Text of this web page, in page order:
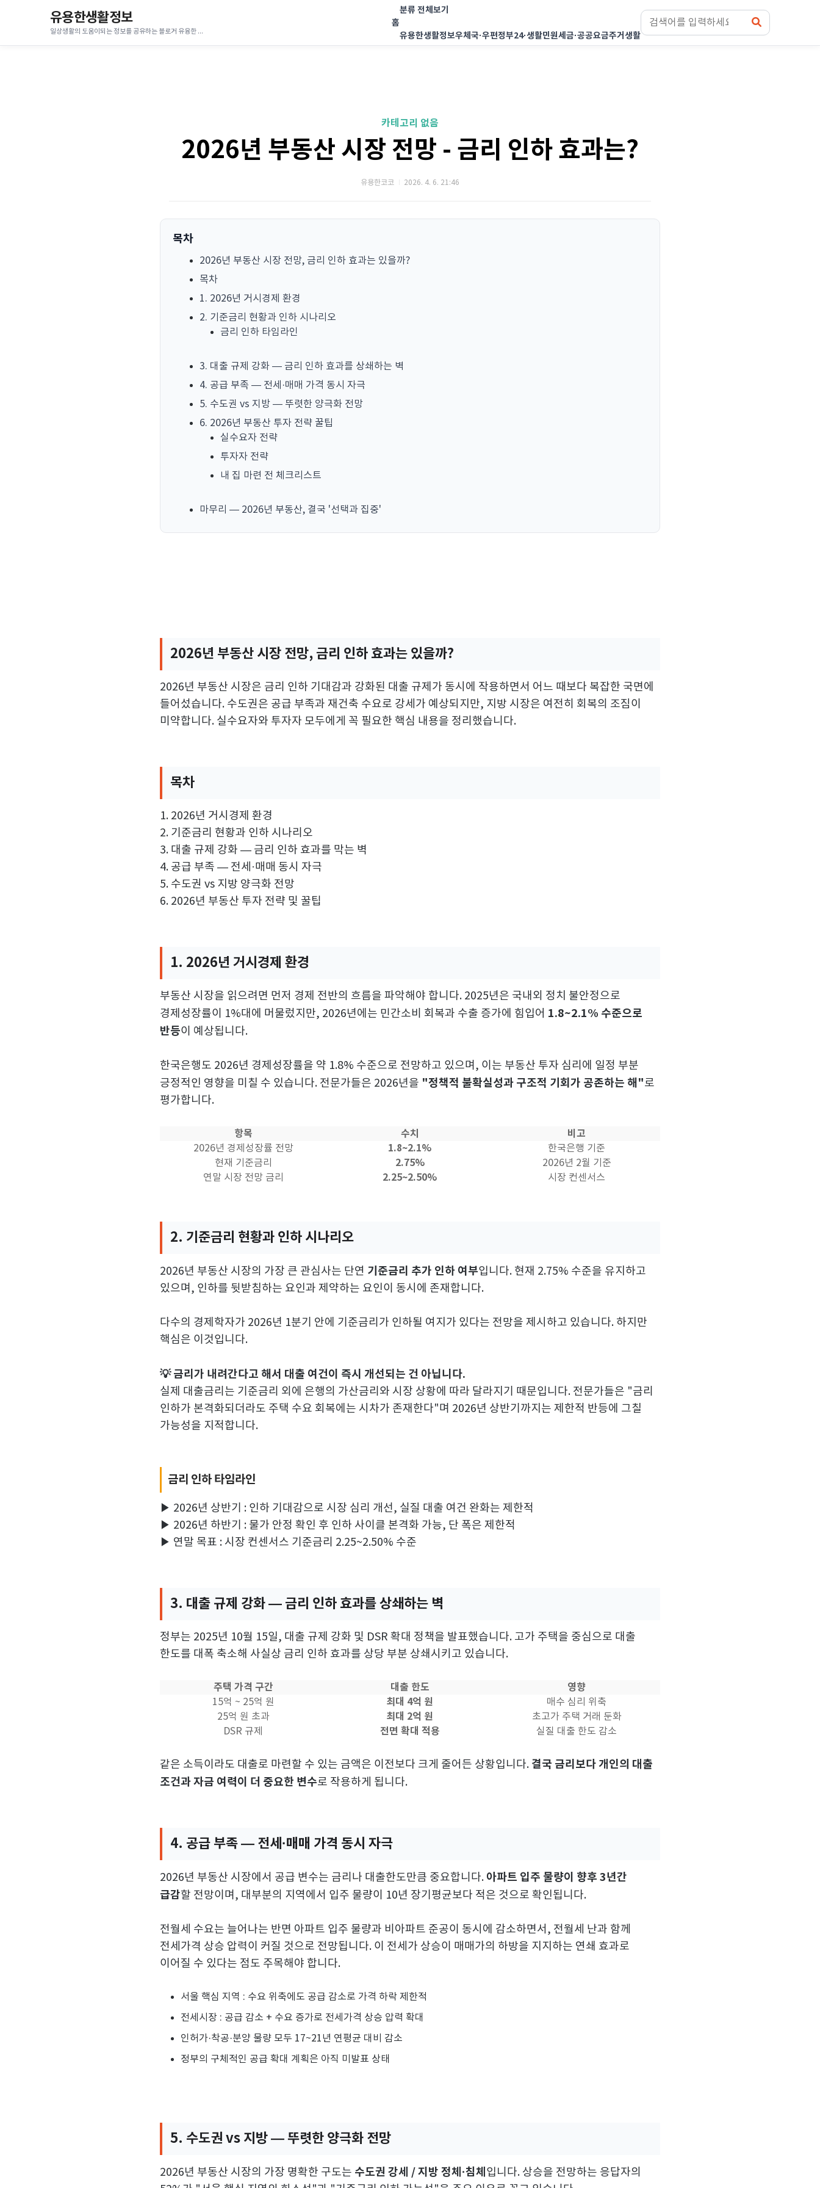
유용한생활정보
일상생활의 도움이되는 정보를 공유하는 블로거 유융한 코코입니다.
홈
분류 전체보기
유용한생활정보우체국·우편정부24·생활민원세금·공공요금주거생활
카테고리 없음
2026년 부동산 시장 전망 - 금리 인하 효과는?
유용한코코 2026. 4. 6. 21:46
목차
2026년 부동산 시장 전망, 금리 인하 효과는 있을까?
목차
1. 2026년 거시경제 환경
2. 기준금리 현황과 인하 시나리오
금리 인하 타임라인
3. 대출 규제 강화 — 금리 인하 효과를 상쇄하는 벽
4. 공급 부족 — 전세·매매 가격 동시 자극
5. 수도권 vs 지방 — 뚜렷한 양극화 전망
6. 2026년 부동산 투자 전략 꿀팁
실수요자 전략
투자자 전략
내 집 마련 전 체크리스트
마무리 — 2026년 부동산, 결국 '선택과 집중'
2026년 부동산 시장 전망, 금리 인하 효과는 있을까?
2026년 부동산 시장은 금리 인하 기대감과 강화된 대출 규제가 동시에 작용하면서 어느 때보다 복잡한 국면에
들어섰습니다. 수도권은 공급 부족과 재건축 수요로 강세가 예상되지만, 지방 시장은 여전히 회복의 조짐이
미약합니다. 실수요자와 투자자 모두에게 꼭 필요한 핵심 내용을 정리했습니다.
목차
1. 2026년 거시경제 환경
2. 기준금리 현황과 인하 시나리오
3. 대출 규제 강화 — 금리 인하 효과를 막는 벽
4. 공급 부족 — 전세·매매 동시 자극
5. 수도권 vs 지방 양극화 전망
6. 2026년 부동산 투자 전략 및 꿀팁
1. 2026년 거시경제 환경
부동산 시장을 읽으려면 먼저 경제 전반의 흐름을 파악해야 합니다. 2025년은 국내외 정치 불안정으로
경제성장률이 1%대에 머물렀지만, 2026년에는 민간소비 회복과 수출 증가에 힘입어 1.8~2.1% 수준으로
반등이 예상됩니다.
한국은행도 2026년 경제성장률을 약 1.8% 수준으로 전망하고 있으며, 이는 부동산 투자 심리에 일정 부분
긍정적인 영향을 미칠 수 있습니다. 전문가들은 2026년을 "정책적 불확실성과 구조적 기회가 공존하는 해"로
평가합니다.
항목 수치 비고
2026년 경제성장률 전망 1.8~2.1%
한국은행 기준
현재 기준금리
2.75%
2026년 2월 기준
연말 시장 전망 금리
2.25~2.50% 시장 컨센서스
2. 기준금리 현황과 인하 시나리오
2026년 부동산 시장의 가장 큰 관심사는 단연 기준금리 추가 인하 여부입니다. 현재 2.75% 수준을 유지하고
있으며, 인하를 뒷받침하는 요인과 제약하는 요인이 동시에 존재합니다.
다수의 경제학자가 2026년 1분기 안에 기준금리가 인하될 여지가 있다는 전망을 제시하고 있습니다. 하지만
핵심은 이것입니다.
💡 금리가 내려간다고 해서 대출 여건이 즉시 개선되는 건 아닙니다.
실제 대출금리는 기준금리 외에 은행의 가산금리와 시장 상황에 따라 달라지기 때문입니다. 전문가들은 "금리
인하가 본격화되더라도 주택 수요 회복에는 시차가 존재한다"며 2026년 상반기까지는 제한적 반등에 그칠
가능성을 지적합니다.
금리 인하 타임라인
▶ 2026년 상반기 : 인하 기대감으로 시장 심리 개선, 실질 대출 여건 완화는 제한적
▶ 2026년 하반기 : 물가 안정 확인 후 인하 사이클 본격화 가능, 단 폭은 제한적
▶ 연말 목표 : 시장 컨센서스 기준금리 2.25~2.50% 수준
3. 대출 규제 강화 — 금리 인하 효과를 상쇄하는 벽
정부는 2025년 10월 15일, 대출 규제 강화 및 DSR 확대 정책을 발표했습니다. 고가 주택을 중심으로 대출
한도를 대폭 축소해 사실상 금리 인하 효과를 상당 부분 상쇄시키고 있습니다.
주택 가격 구간 대출 한도 영향
15억 ~ 25억 원 최대 4억 원
매수 심리 위축
25억 원 초과
최대 2억 원
초고가 주택 거래 둔화
DSR 규제
전면 확대 적용 실질 대출 한도 감소
같은 소득이라도 대출로 마련할 수 있는 금액은 이전보다 크게 줄어든 상황입니다. 결국 금리보다 개인의 대출
조건과 자금 여력이 더 중요한 변수로 작용하게 됩니다.
4. 공급 부족 — 전세·매매 가격 동시 자극
2026년 부동산 시장에서 공급 변수는 금리나 대출한도만큼 중요합니다. 아파트 입주 물량이 향후 3년간
급감할 전망이며, 대부분의 지역에서 입주 물량이 10년 장기평균보다 적은 것으로 확인됩니다.
전월세 수요는 늘어나는 반면 아파트 입주 물량과 비아파트 준공이 동시에 감소하면서, 전월세 난과 함께
전세가격 상승 압력이 커질 것으로 전망됩니다. 이 전세가 상승이 매매가의 하방을 지지하는 연쇄 효과로
이어질 수 있다는 점도 주목해야 합니다.
서울 핵심 지역 : 수요 위축에도 공급 감소로 가격 하락 제한적
전세시장 : 공급 감소 + 수요 증가로 전세가격 상승 압력 확대
인허가·착공·분양 물량 모두 17~21년 연평균 대비 감소
정부의 구체적인 공급 확대 계획은 아직 미발표 상태
5. 수도권 vs 지방 — 뚜렷한 양극화 전망
2026년 부동산 시장의 가장 명확한 구도는 수도권 강세 / 지방 정체·침체 입니다. 상승을 전망하는 응답자의